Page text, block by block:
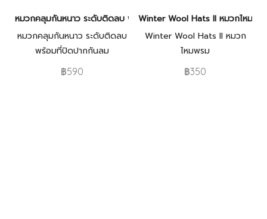
หมวกคลุมกันหนาว ระดับติดลบ พร้อมที่ปิดปากกันลม
หมวกคลุมกันหนาว ระดับติดลบ
พร้อมที่ปิดปากกันลม
฿590
Winter Wool Hats II หมวกไหมพร
Winter Wool Hats II หมวก
ไหมพรม
฿350